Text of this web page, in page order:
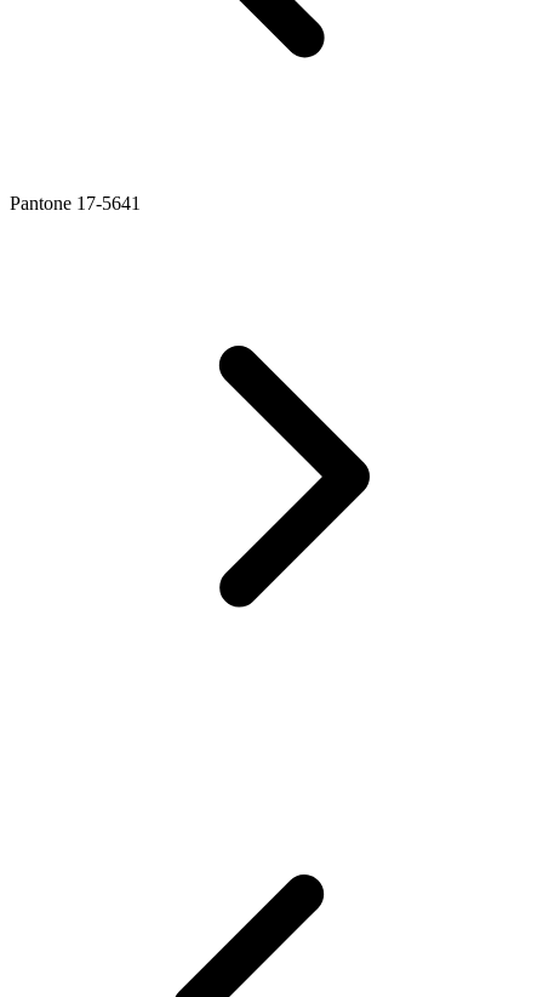
Pantone 17-5641